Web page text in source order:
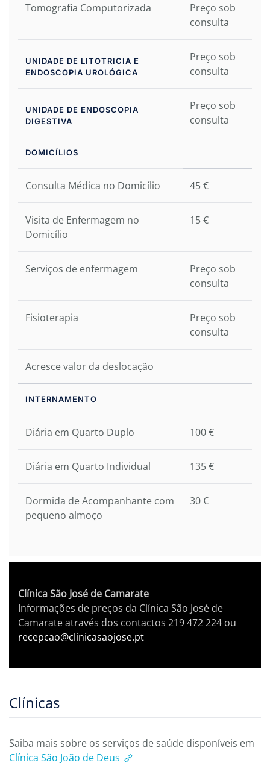
Tomografia Computorizada
Preço sob
consulta
UNIDADE DE LITOTRICIA E
ENDOSCOPIA UROLÓGICA
Preço sob
consulta
UNIDADE DE ENDOSCOPIA
DIGESTIVA
Preço sob
consulta
DOMICÍLIOS
Consulta Médica no Domicílio 45 €
Visita de Enfermagem no
Domicílio
15 €
Serviços de enfermagem
Preço sob
consulta
Fisioterapia
Preço sob
consulta
Acresce valor da deslocação
INTERNAMENTO
Diária em Quarto Duplo 100 €
Diária em Quarto Individual 135 €
Dormida de Acompanhante com
pequeno almoço
30 €
Clínica São José de Camarate
Informações de preços da Clínica São José de
Camarate através dos contactos 219 472 224 ou
recepcao@clinicasaojose.pt
Clínicas
Saiba mais sobre os serviços de saúde disponíveis em
Clínica São João de Deus